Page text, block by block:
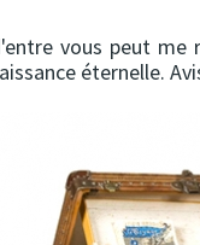
vous peut me
éternelle.